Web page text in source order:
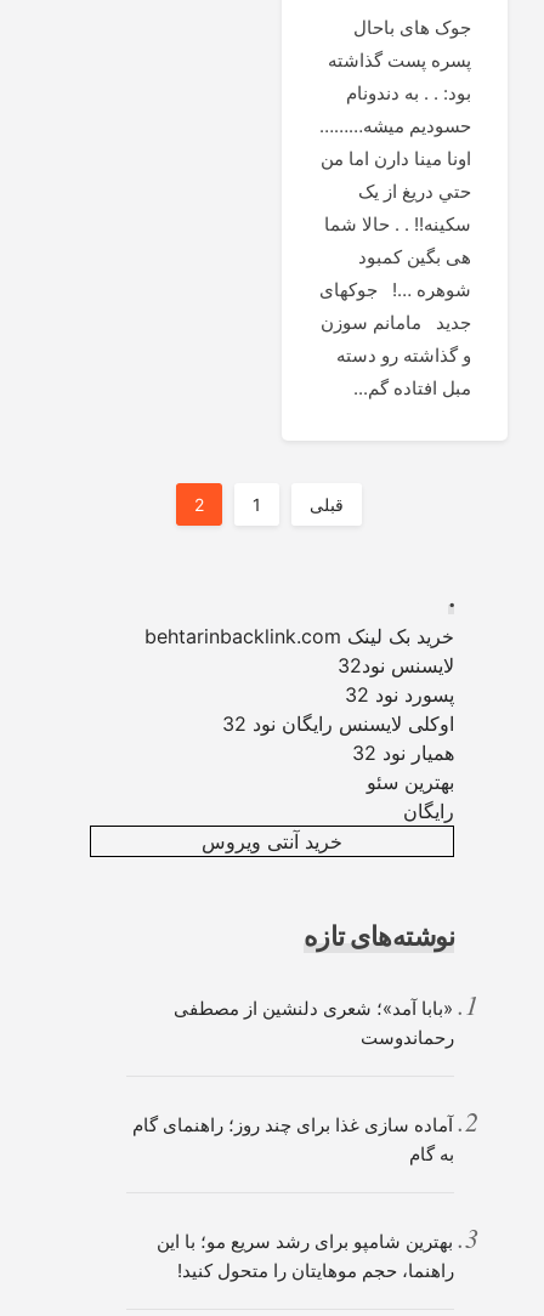
جوک های باحال
پسره پست گذاشته
بود: . . به دندونام
حسوديم ميشه………
اونا مينا دارن اما من
حتي دريغ از یک
سكينه!! . . حالا شما
هی بگین کمبود
شوهره …! جوکهای
جدید مامانم سوزن
و گذاشته رو دسته
مبل افتاده گم...
قبلی 1
2
.
خرید بک لینک behtarinbacklink.com
لایسنس نود32
پسورد نود 32
اوکلی لایسنس رایگان نود 32
همیار نود 32
بهترین سئو
رایگان
خرید آنتی ویروس
نوشته‌های تازه
«بابا آمد»؛ شعری دلنشین از مصطفی
رحماندوست
آماده سازی غذا برای چند روز؛ راهنمای گام
به گام
بهترین شامپو برای رشد سریع مو؛ با این
راهنما، حجم موهایتان را متحول کنید!